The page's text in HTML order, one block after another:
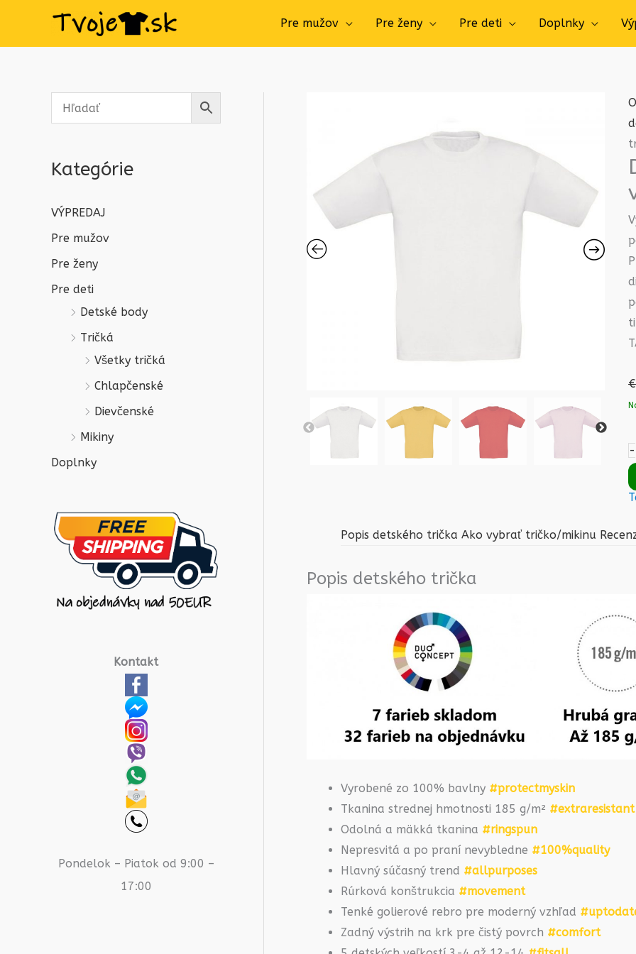
Pre mužov Pre ženy Pre deti Doplnky
Kategórie
VÝPREDAJ
Pre mužov
Pre ženy
Pre deti
Detské body
Tričká
Všetky tričká
Chlapčenské
Dievčenské
Mikiny
Doplnky
Kontakt
Pondelok – Piatok od 9:00 –
17:00
€
-
Popis detského trička Ako vybrať tričko/mikinu
Popis detského trička
Vyrobené zo 100% bavlny #protectmyskin
Tkanina strednej hmotnosti 185 g/m² #extraresistant
Odolná a mäkká tkanina #ringspun
Nepresvitá a po praní nevybledne #100%quality
Hlavný súčasný trend #allpurposes
Rúrková konštrukcia #movement
Tenké golierové rebro pre moderný vzhľad
Zadný výstrih na krk pre čistý povrch #comfort